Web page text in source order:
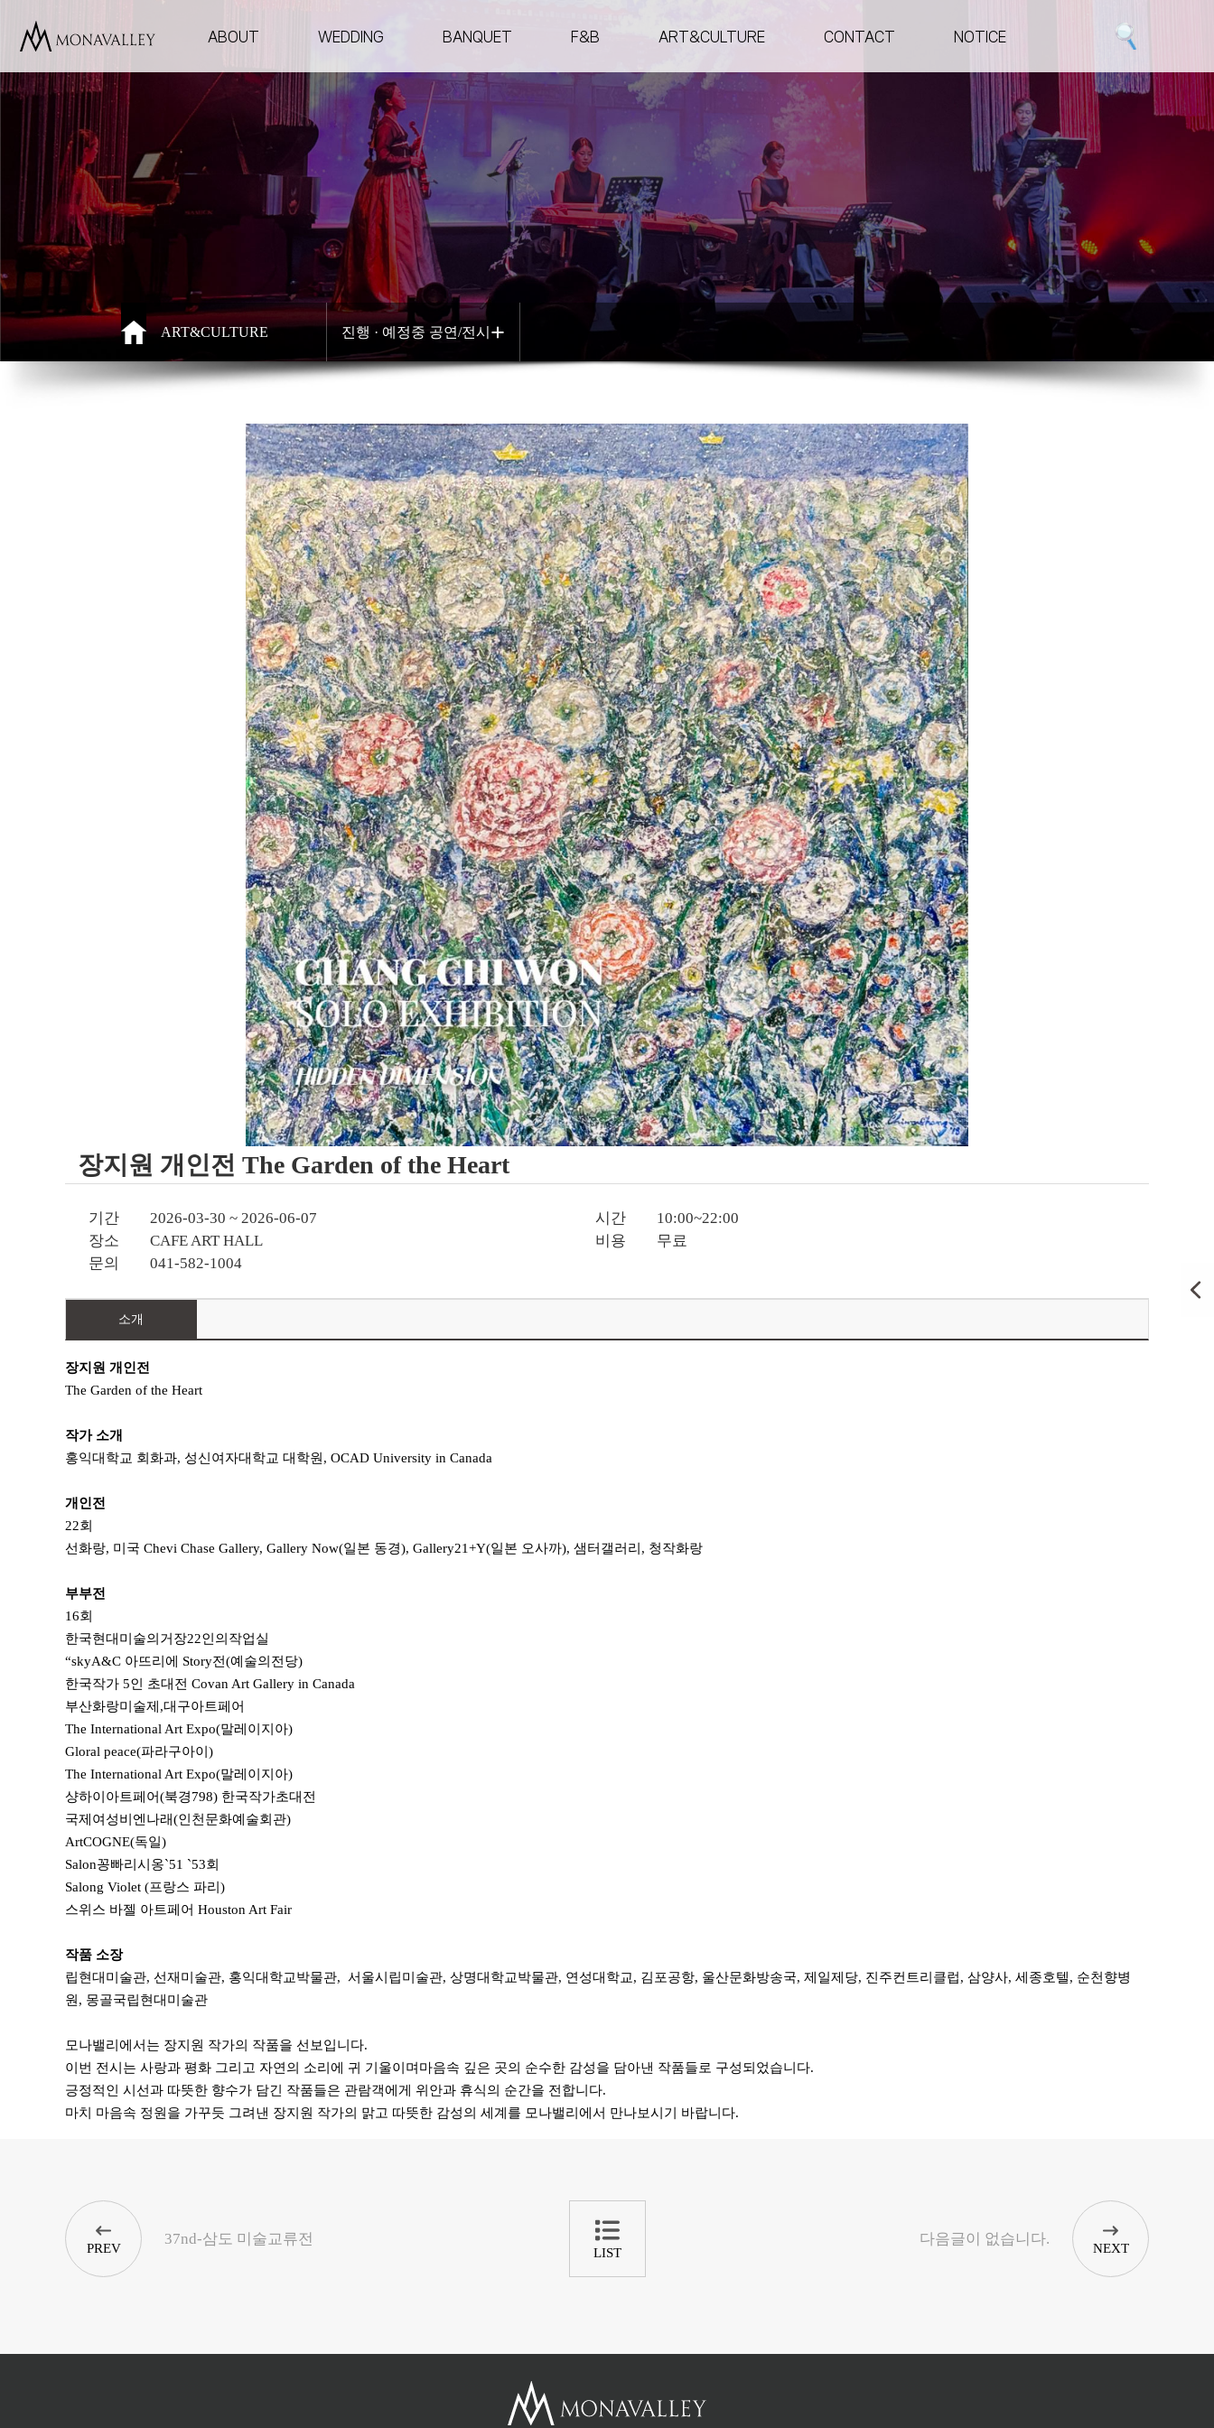
ABOUT WEDDING BANQUET F&B ART&CULTURE CONTACT NOTICE
ABOUT
모나밸리 소개
모나무르갤러리 소개
WEDDING
아레나홀
디바인밸리가든
디바인밸리홀
시크릿가든
BANQUET
기업행사
F&B
레스토랑 더 레드
ART&CULTURE
진행 · 예정중 공연/전시
지난 공연/전시
NOTICE
공지 및 이벤트
웨딩홀 VR투어
ART&CULTURE 진행 · 예정중 공연/전시
장지원 개인전 The Garden of the Heart
기간 2026-03-30 ~ 2026-06-07 시간
10:00~22:00
장소
CAFE ART HALL 비용
무료
문의
041-582-1004
소개
장지원 개인전
The Garden of the Heart
작가 소개
홍익대학교 회화과, 성신여자대학교 대학원, OCAD University in Canada
개인전
22회
선화랑, 미국 Chevi Chase Gallery, Gallery Now(일본 동경), Gallery21+Y(일본 오사까), 샘터갤러리, 청작화랑
부부전
16회
한국현대미술의거장22인의작업실
“skyA&C 아뜨리에 Story전(예술의전당)
한국작가 5인 초대전 Covan Art Gallery in Canada
부산화랑미술제,대구아트페어
The International Art Expo(말레이지아)
Gloral peace(파라구아이)
The International Art Expo(말레이지아)
샹하이아트페어(북경798) 한국작가초대전
국제여성비엔나래(인천문화예술회관)
ArtCOGNE(독일)
Salon꽁빠리시옹`51 `53회
Salong Violet (프랑스 파리)
스위스 바젤 아트페어 Houston Art Fair
작품 소장
립현대미술관, 선재미술관, 홍익대학교박물관, 서울시립미술관, 상명대학교박물관, 연성대학교, 김포공항, 울산문화방송국, 제일제당, 진주컨트리클럽, 삼양사, 세종호텔, 순천향병
원, 몽골국립현대미술관
모나밸리에서는 장지원 작가의 작품을 선보입니다.
이번 전시는 사랑과 평화 그리고 자연의 소리에 귀 기울이며마음속 깊은 곳의 순수한 감성을 담아낸 작품들로 구성되었습니다.
긍정적인 시선과 따뜻한 향수가 담긴 작품들은 관람객에게 위안과 휴식의 순간을 전합니다.
마치 마음속 정원을 가꾸듯 그려낸 장지원 작가의 맑고 따뜻한 감성의 세계를 모나밸리에서 만나보시기 바랍니다.
PREV
37nd-삼도 미술교류전
LIST
다음글이 없습니다.
NEXT